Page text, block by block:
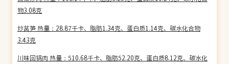
物3.08克
炒莴笋 热量：28.87千卡、脂肪1.34克、蛋白质1.14克、碳水化合物
3.43克
川味回锅肉 热量：510.68千卡、脂肪52.20克、蛋白质8.12克、碳水化